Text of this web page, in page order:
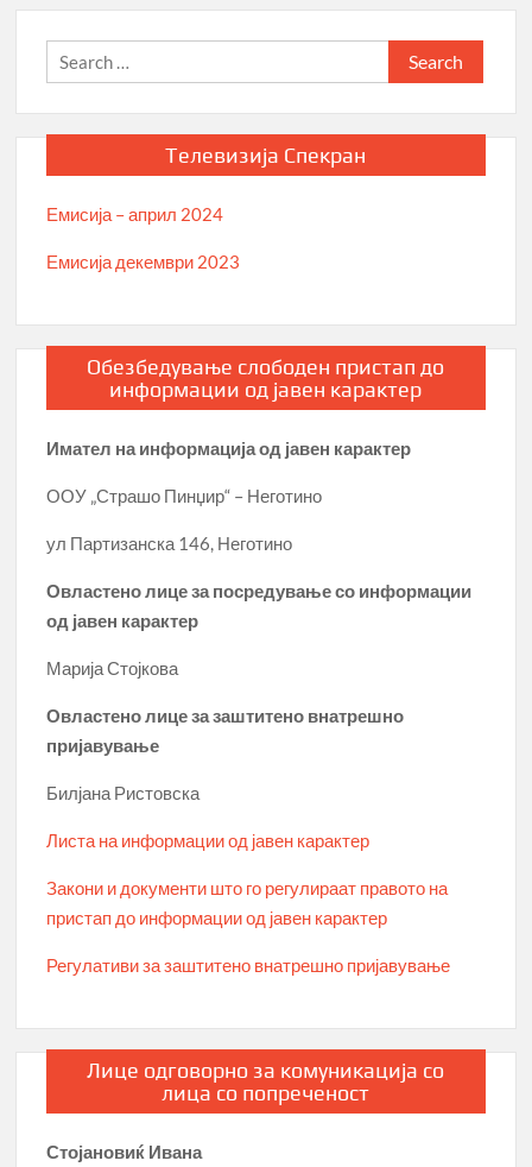
Search
for:
Телевизија Спекран
Емисија – април 2024
Емисија декември 2023
Обезбедување слободен пристап до
информации од јавен карактер
Имател на информација од јавен карактер
ООУ „Страшо Пинџир“ – Неготино
ул Партизанска 146, Неготино
Овластено лице за посредување со информации
од јавен карактер
Марија Стојкова
Овластено лице за заштитено внатрешно
пријавување
Билјана Ристовска
Листа на информации од јавен карактер
Закони и документи што го регулираат правото на
пристап до информации од јавен карактер
Регулативи за заштитено внатрешно пријавување
Лице одговорно за комуникација со
лица со попреченост
Стојановиќ Ивана